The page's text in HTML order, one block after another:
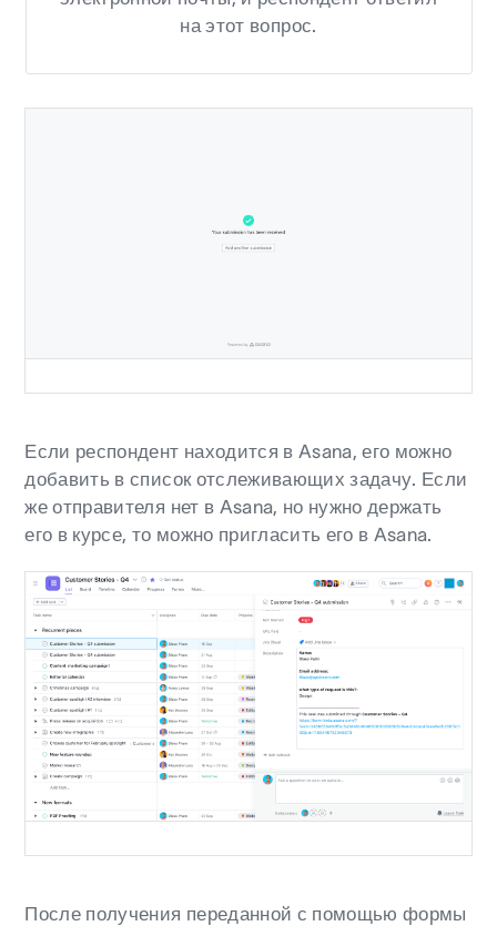
на этот вопрос.
Если респондент находится в Asana, его можно
добавить в список отслеживающих задачу. Если
же отправителя нет в Asana, но нужно держать
его в курсе, то можно пригласить его в Asana.
После получения переданной с помощью формы